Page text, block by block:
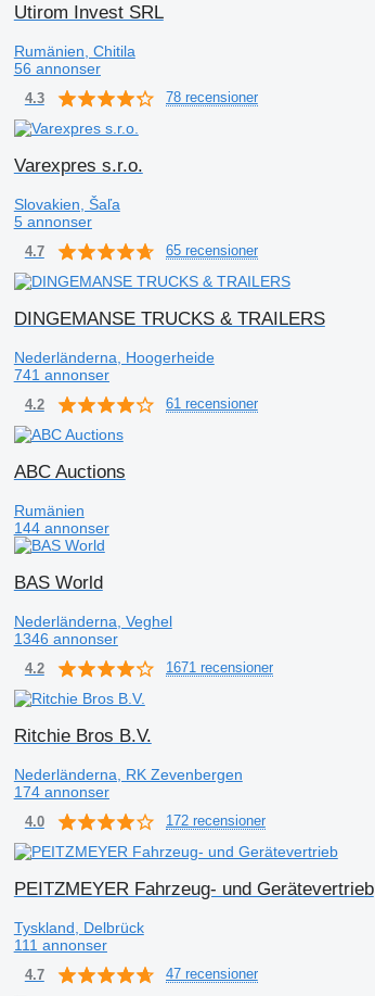
Utirom Invest SRL
Rumänien, Chitila
56 annonser
4.3 78 recensioner
Varexpres s.r.o.
Slovakien, Šaľa
5 annonser
4.7 65 recensioner
DINGEMANSE TRUCKS & TRAILERS
Nederländerna, Hoogerheide
741 annonser
4.2 61 recensioner
ABC Auctions
Rumänien
144 annonser
BAS World
Nederländerna, Veghel
1346 annonser
4.2 1671 recensioner
Ritchie Bros B.V.
Nederländerna, RK Zevenbergen
174 annonser
4.0 172 recensioner
PEITZMEYER Fahrzeug- und Gerätevertrieb
Tyskland, Delbrück
111 annonser
4.7 47 recensioner